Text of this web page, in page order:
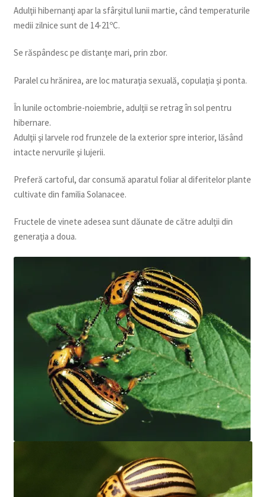
Adulţii hibernanţi apar la sfârşitul lunii martie, când temperaturile
medii zilnice sunt de 14-21ºC.
Se răspândesc pe distanţe mari, prin zbor.
Paralel cu hrănirea, are loc maturaţia sexuală, copulaţia şi ponta.
În lunile octombrie-noiembrie, adulţii se retrag în sol pentru
hibernare.
Adulţii şi larvele rod frunzele de la exterior spre interior, lăsând
intacte nervurile şi lujerii.
Preferă cartoful, dar consumă aparatul foliar al diferitelor plante
cultivate din familia Solanacee.
Fructele de vinete adesea sunt dăunate de către adulţii din
generaţia a doua.